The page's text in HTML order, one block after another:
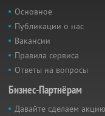
Основное
Публикации о нас
Вакансии
Правила сервиса
Ответы на вопросы
Бизнес-Партнёрам
Давайте сделаем